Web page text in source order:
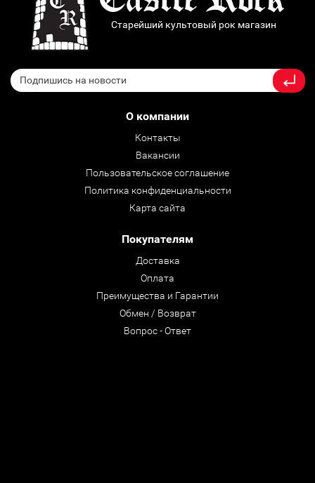
Старейший культовый рок магазин
О компании
Контакты
Вакансии
Пользовательское соглашение
Политика конфиденциальности
Карта сайта
Покупателям
Доставка
Оплата
Преимущества и Гарантии
Обмен / Возврат
Вопрос - Ответ